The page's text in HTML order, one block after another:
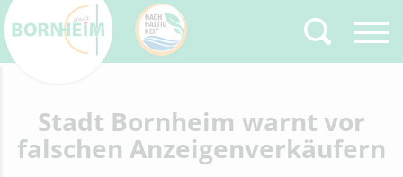
Zurück
Type 2 or more
characters for results.
Stadt Bornheim warnt vor
falschen Anzeigenverkäufern